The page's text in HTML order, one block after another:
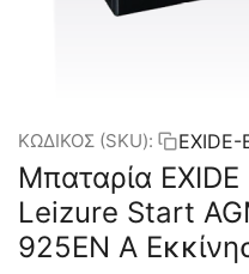
ΚΩΔΙΚΟΣ (SKU): EXIDE-
Μπαταρία
Leizure Start
925EN A